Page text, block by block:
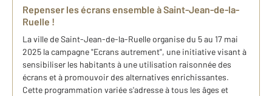
Repenser les écrans ensemble à Saint-Jean-de-la-
Ruelle !
La ville de Saint-Jean-de-la-Ruelle organise du 5 au 17 mai
2025 la campagne "Ecrans autrement", une initiative visant à
sensibiliser les habitants à une utilisation raisonnée des
écrans et à promouvoir des alternatives enrichissantes.
Cette programmation variée s'adresse à tous les âges et